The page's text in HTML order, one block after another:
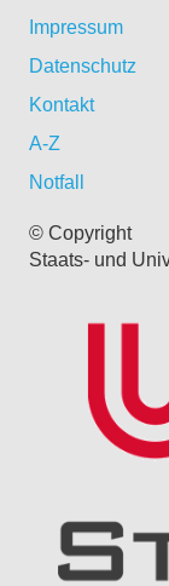
Impressum
Datenschutz
Kontakt
A-Z
Notfall
© Copyright
Staats- und